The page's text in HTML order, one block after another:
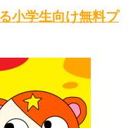
小学生向け無料プ